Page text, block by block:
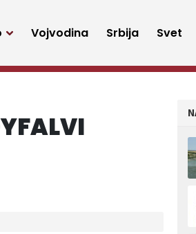
Vojvodina Srbija Svet